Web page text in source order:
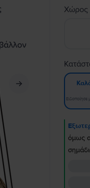
Χώρος
Ειδοποίησε
όμως